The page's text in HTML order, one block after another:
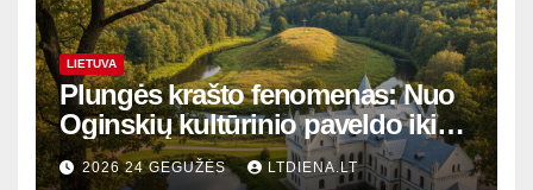
LIETUVA
Plungės krašto fenomenas: Nuo
Oginskių kultūrinio paveldo iki
Žemaitijos gamtos perlų
2026 24 GEGUŽĖS LTDIENA.LT